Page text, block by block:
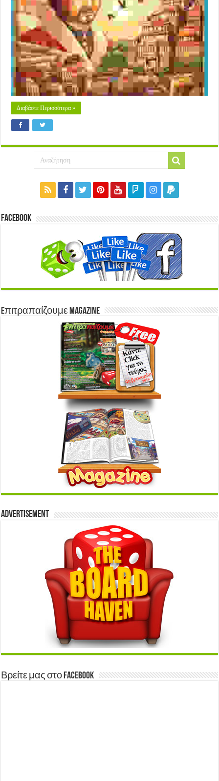
Marco
(2015)
Διαβάστε Περισσότερα »
Facebook
Eπιτραπαίζουμε Magazine
Advertisement
Βρείτε μας στο Facebook